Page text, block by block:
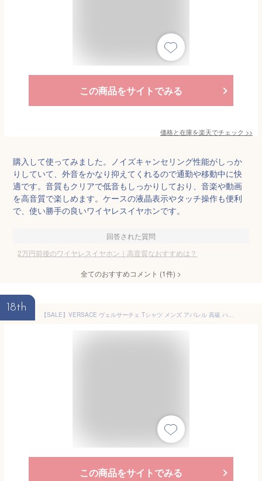
この商品をサイトでみる
価格と在庫を楽天でチェック >>
購入して使ってみました。ノイズキャンセリング性能がしっか
りしていて、外音をかなり抑えてくれるので通勤や移動中に快
適です。音質もクリアで低音もしっかりしており、音楽や動画
を高音質で楽しめます。ケースの液晶表示やタッチ操作も便利
で、使い勝手の良いワイヤレスイヤホンです。
回答された質問
2万円前後のワイヤレスイヤホン｜高音質なおすすめは？
全てのおすすめコメント (1件) >
18th
【SALE】VERSACE ヴェルサーチェ Tシャツ メンズ アパレル 高級 ハイブランド おしゃれ かっこいい ハイブランド 高級 綿 コットン アウトレット ロゴ ワンポイント 無地 ブランド 男性 紳士 プレゼント プチギフト 誕生日プレゼント 彼氏 父 息子 ギフト 記念日
この商品をサイトでみる